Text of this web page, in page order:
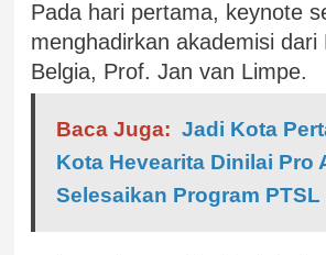
Pada hari pertama, keynote
menghadirkan akademisi dari
Belgia, Prof. Jan van Limpe.
Baca Juga: Jadi Kota
Kota Hevearita Dinilai Pro
Selesaikan Program PTSL